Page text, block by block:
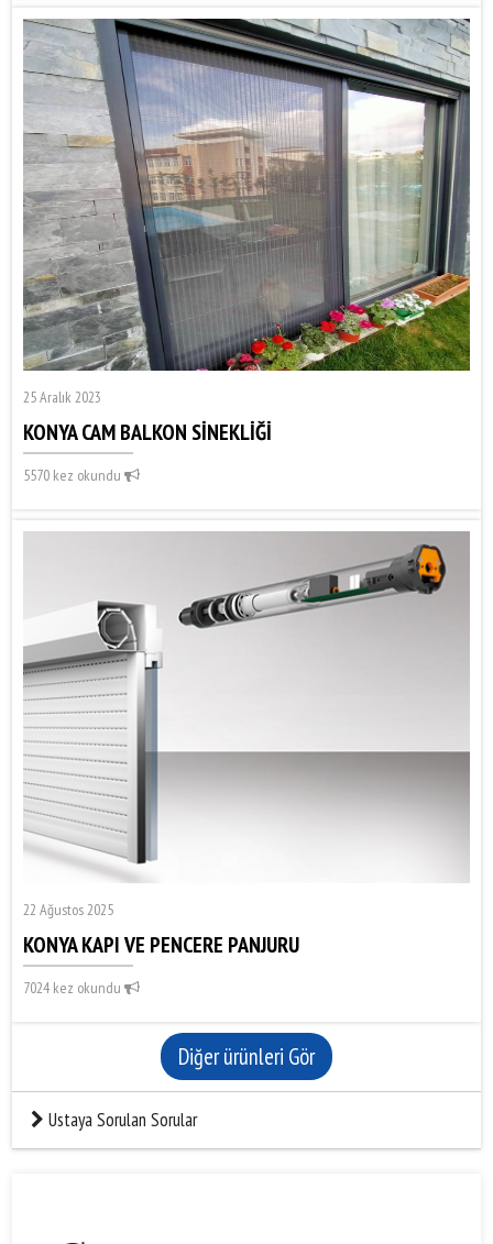
25 Aralık 2023
KONYA CAM BALKON SİNEKLİĞİ
5570 kez okundu
22 Ağustos 2025
KONYA KAPI VE PENCERE PANJURU
7024 kez okundu
Diğer ürünleri Gör
Ustaya Sorulan Sorular